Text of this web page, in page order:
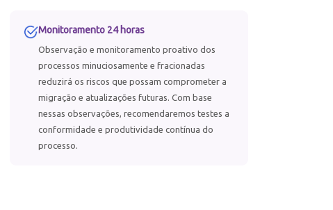
Monitoramento 24 horas
Observação e monitoramento proativo dos
processos minuciosamente e fracionadas
reduzirá os riscos que possam comprometer a
migração e atualizações futuras. Com base
nessas observações, recomendaremos testes a
conformidade e produtividade contínua do
processo.